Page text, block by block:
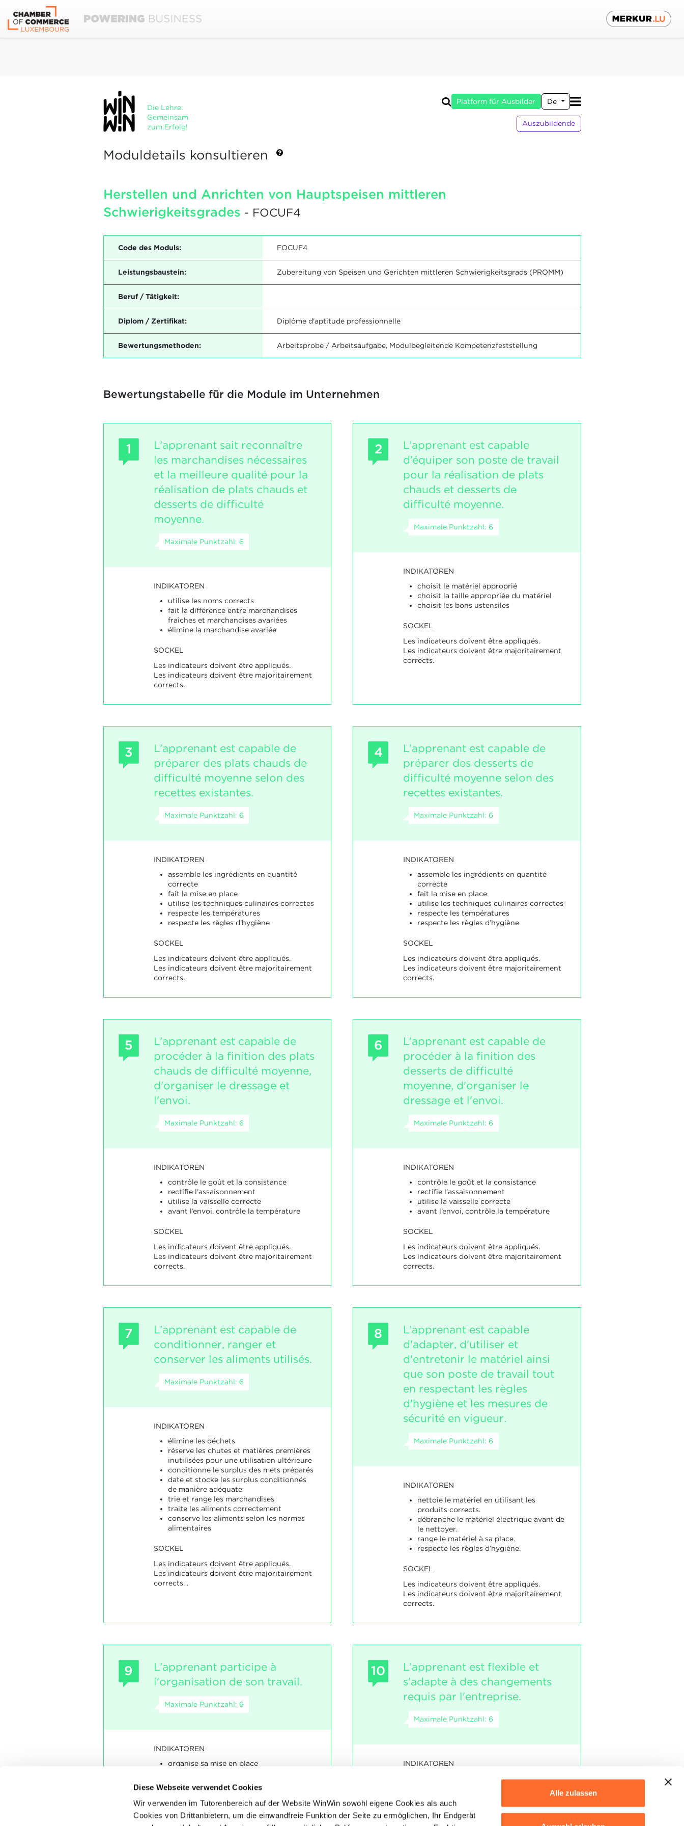
Diese Webseite verwendet Cookies
Wir verwenden im Tutorenbereich auf der Website WinWin sowohl eigene Cookies als auch
Cookies von Drittanbietern, um die einwandfreie Funktion der Seite zu ermöglichen, Ihr Endgerät
Alle zulassen
Die Lehre:
Gemeinsam
zum Erfolg!
Platform für Ausbilder De
Auszubildende
Moduldetails konsultieren
Herstellen und Anrichten von Hauptspeisen mittleren
Schwierigkeitsgrades - FOCUF4
Code des Moduls: FOCUF4
Leistungsbaustein: Zubereitung von Speisen und Gerichten mittleren Schwierigkeitsgrads (PROMM)
Beruf / Tätigkeit:
Diplom / Zertifikat: Diplôme d'aptitude professionnelle
Bewertungsmethoden: Arbeitsprobe / Arbeitsaufgabe, Modulbegleitende Kompetenzfeststellung
Bewertungstabelle für die Module im Unternehmen
1
L’apprenant sait reconnaître
les marchandises nécessaires
et la meilleure qualité pour la
réalisation de plats chauds et
desserts de difficulté
moyenne.
Maximale Punktzahl: 6
INDIKATOREN
utilise les noms corrects
fait la différence entre marchandises
fraîches et marchandises avariées
élimine la marchandise avariée
SOCKEL
Les indicateurs doivent être appliqués.
Les indicateurs doivent être majoritairement
corrects.
2
L’apprenant est capable
d’équiper son poste de travail
pour la réalisation de plats
chauds et desserts de
difficulté moyenne.
Maximale Punktzahl: 6
INDIKATOREN
choisit le matériel approprié
choisit la taille appropriée du matériel
choisit les bons ustensiles
SOCKEL
Les indicateurs doivent être appliqués.
Les indicateurs doivent être majoritairement
corrects.
3
L’apprenant est capable de
préparer des plats chauds de
difficulté moyenne selon des
recettes existantes.
Maximale Punktzahl: 6
INDIKATOREN
assemble les ingrédients en quantité
correcte
fait la mise en place
utilise les techniques culinaires correctes
respecte les températures
respecte les règles d’hygiène
SOCKEL
Les indicateurs doivent être appliqués.
Les indicateurs doivent être majoritairement
corrects.
4
L’apprenant est capable de
préparer des desserts de
difficulté moyenne selon des
recettes existantes.
Maximale Punktzahl: 6
INDIKATOREN
assemble les ingrédients en quantité
correcte
fait la mise en place
utilise les techniques culinaires correctes
respecte les températures
respecte les règles d’hygiène
SOCKEL
Les indicateurs doivent être appliqués.
Les indicateurs doivent être majoritairement
corrects.
5
L’apprenant est capable de
procéder à la finition des plats
chauds de difficulté moyenne,
d'organiser le dressage et
l'envoi.
Maximale Punktzahl: 6
INDIKATOREN
contrôle le goût et la consistance
rectifie l’assaisonnement
utilise la vaisselle correcte
avant l’envoi, contrôle la température
SOCKEL
Les indicateurs doivent être appliqués.
Les indicateurs doivent être majoritairement
corrects.
6
L’apprenant est capable de
procéder à la finition des
desserts de difficulté
moyenne, d'organiser le
dressage et l'envoi.
Maximale Punktzahl: 6
INDIKATOREN
contrôle le goût et la consistance
rectifie l’assaisonnement
utilise la vaisselle correcte
avant l’envoi, contrôle la température
SOCKEL
Les indicateurs doivent être appliqués.
Les indicateurs doivent être majoritairement
corrects.
7
L’apprenant est capable de
conditionner, ranger et
conserver les aliments utilisés.
Maximale Punktzahl: 6
INDIKATOREN
élimine les déchets
réserve les chutes et matières premières
inutilisées pour une utilisation ultérieure
conditionne le surplus des mets préparés
date et stocke les surplus conditionnés
de manière adéquate
trie et range les marchandises
traite les aliments correctement
conserve les aliments selon les normes
alimentaires
SOCKEL
Les indicateurs doivent être appliqués.
Les indicateurs doivent être majoritairement
corrects. .
8
L’apprenant est capable
d'adapter, d'utiliser et
d'entretenir le matériel ainsi
que son poste de travail tout
en respectant les règles
d'hygiène et les mesures de
sécurité en vigueur.
Maximale Punktzahl: 6
INDIKATOREN
nettoie le matériel en utilisant les
produits corrects.
débranche le matériel électrique avant de
le nettoyer.
range le matériel à sa place.
respecte les règles d’hygiène.
SOCKEL
Les indicateurs doivent être appliqués.
Les indicateurs doivent être majoritairement
corrects.
9
L’apprenant participe à
l'organisation de son travail.
Maximale Punktzahl: 6
INDIKATOREN
organise sa mise en place
SOCKEL
Les indicateurs doivent être appliqués.
10
L’apprenant est flexible et
s'adapte à des changements
requis par l'entreprise.
Maximale Punktzahl: 6
INDIKATOREN
réagit aux besoins de l’entreprise
SOCKEL
Les indicateurs doivent être appliqués.
Les indicateurs doivent être majoritairement